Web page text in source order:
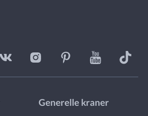
Generelle kraner